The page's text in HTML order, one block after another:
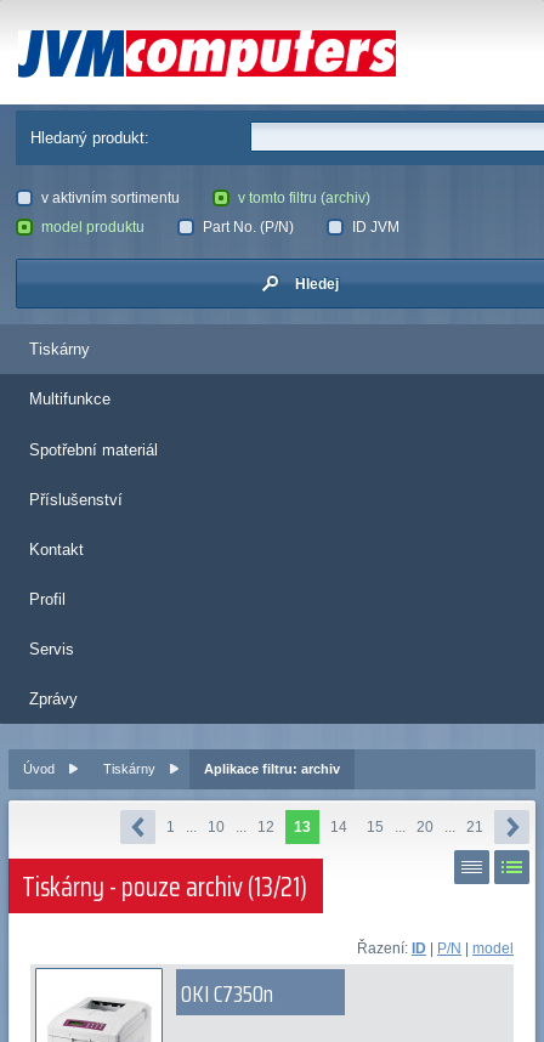
JVM Computers
Hledaný produkt:
v aktivním sortimentu
v tomto filtru (archiv)
model produktu
Part No. (P/N) ID JVM
Hledej
Tiskárny
Multifunkce
Spotřební materiál
Příslušenství
Kontakt
Profil
Servis
Zprávy
Úvod Tiskárny Aplikace filtru: archiv
1 ... 10 ... 12 13 14 15 ... 20 ... 21
Tiskárny - pouze archiv (13/21)
Řazení: ID P/N |model
OKI C7350n